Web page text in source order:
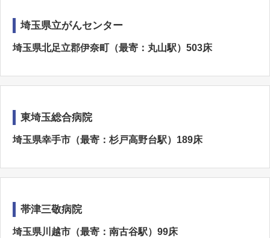
埼玉県立がんセンター
埼玉県北足立郡伊奈町（最寄：丸山駅）503床
東埼玉総合病院
埼玉県幸手市（最寄：杉戸高野台駅）189床
帯津三敬病院
埼玉県川越市（最寄：南古谷駅）99床